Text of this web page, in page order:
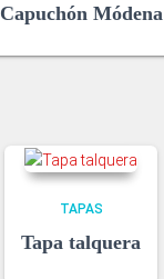
Capuchón Módena
TAPAS
Tapa talquera